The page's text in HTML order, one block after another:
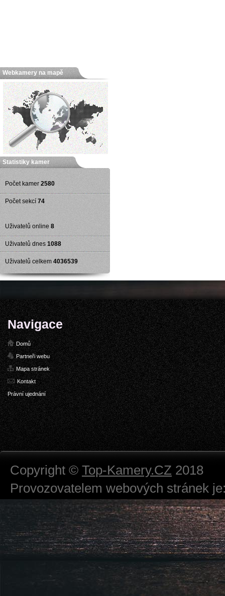
Webkamery na mapě
Statistiky kamer
Počet kamer 2580
Počet sekcí 74
Uživatelů online 8
Uživatelů dnes 1088
Uživatelů celkem 4036539
Navigace
Domů
Partneři webu
Mapa stránek
Kontakt
Právní ujednání
Copyright © Top-Kamery.CZ 2018
Provozovatelem webových stránek
724 111 234
Právnická osoba podnikající dle
Městský soud v Praze spisová
Sídlem: Zbraslavská 55/5a, Praha 5